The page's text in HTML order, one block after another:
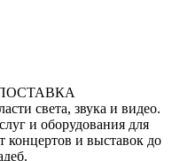
света, звука и видео.
и оборудования для
концертов и выставок до